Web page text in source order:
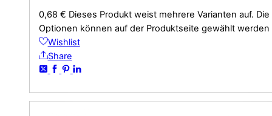
0,68 € Dieses Produkt weist mehrere Varianten auf. Die
Optionen können auf der Produktseite gewählt werden
Wishlist
Share